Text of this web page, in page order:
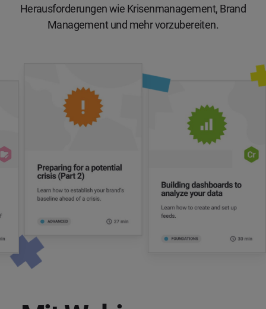
Herausforderungen wie Krisenmanagement, Brand
Management und mehr vorzubereiten.